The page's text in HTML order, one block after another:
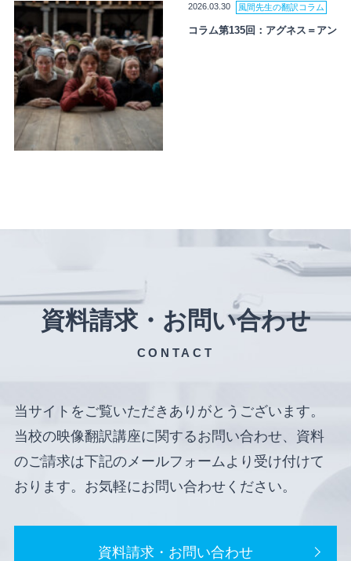
2026.03.30 風間先生の翻訳コラム
コラム第135回：アグネス＝アン
資料請求・お問い合わせ
CONTACT
当サイトをご覧いただきありがとうございます。
当校の映像翻訳講座に関するお問い合わせ、資料
のご請求は下記のメールフォームより受け付けて
おります。お気軽にお問い合わせください。
資料請求・お問い合わせ